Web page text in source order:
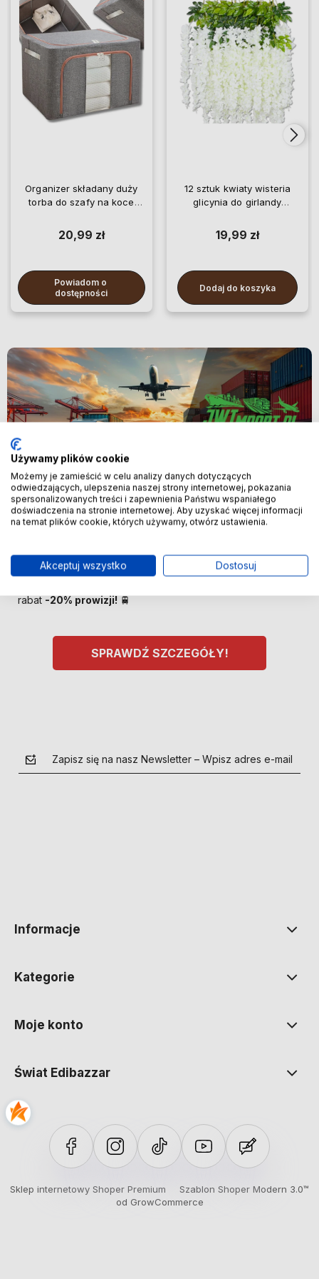
Organizer składany duży
torba do szafy na koce
20,99 zł
Powiadom o
dostępności
12 sztuk kwiaty wisteria
glicynia do girlandy
19,99 zł
Dodaj do koszyka
Nowość
🚢 Bezpośredni import z Chin –
rabat -20% prowizji! 🚆
SPRAWDŹ SZCZEGÓŁY!
Zapisz się na nasz Newsletter – Wpisz adres e-mail
Informacje
Kategorie
Moje konto
Świat Edibazzar
Sklep internetowy Shoper Premium
Szablon Shoper Modern 3.0™
od GrowCommerce
Używamy plików cookie
Możemy je zamieścić w celu analizy danych dotyczących
odwiedzających, ulepszenia naszej strony internetowej, pokazania
spersonalizowanych treści i zapewnienia Państwu wspaniałego
doświadczenia na stronie internetowej. Aby uzyskać więcej informacji
na temat plików cookie, których używamy, otwórz ustawienia.
Akceptuj wszystko Dostosuj